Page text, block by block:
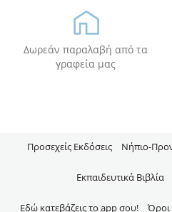
Δωρεάν παραλαβή από τα
γραφεία μας
Προσεχείς Εκδόσεις Νήπιo-
Εκπαιδευτικά Βιβλία
Εδώ κατεβάζεις το app σου! Όροι